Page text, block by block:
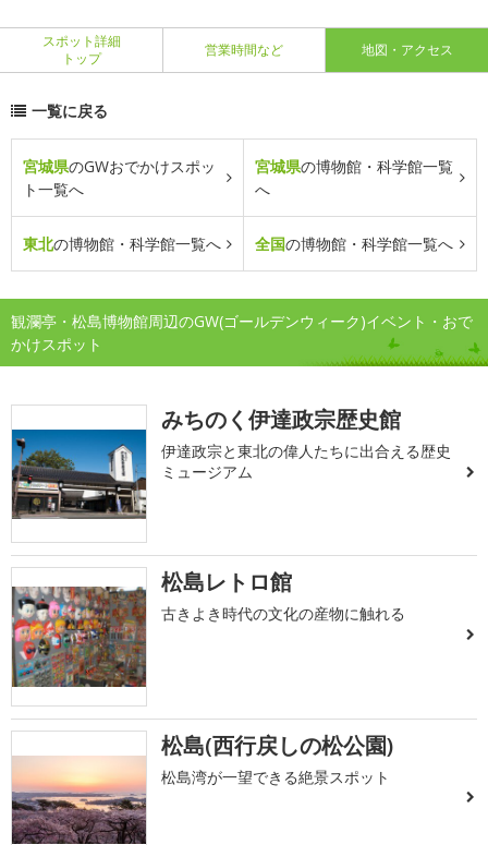
スポット詳細
トップ
営業時間など 地図・アクセス
一覧に戻る
宮城県のGWおでかけスポッ
ト一覧へ
宮城県の博物館・科学館一覧
へ
東北の博物館・科学館一覧へ 全国の博物館・科学館一覧へ
観瀾亭・松島博物館周辺のGW(ゴールデンウィーク)イベント・おで
かけスポット
みちのく伊達政宗歴史館
伊達政宗と東北の偉人たちに出合える歴史
ミュージアム
松島レトロ館
古きよき時代の文化の産物に触れる
松島(西行戻しの松公園)
松島湾が一望できる絶景スポット